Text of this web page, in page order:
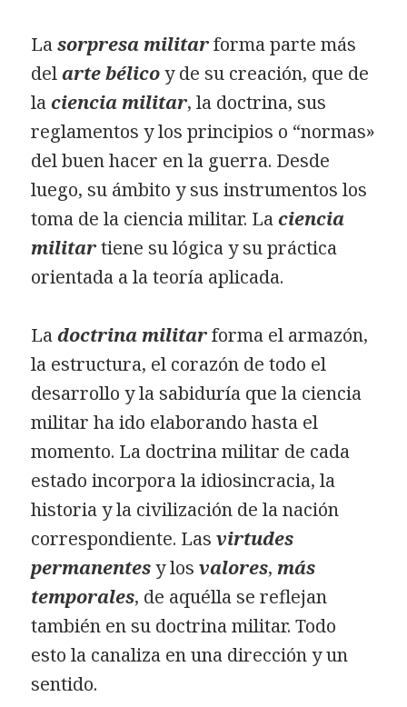
Lasorpresa militarforma parte más
delarte bélicoy de su creación, que de
laciencia militar, la doctrina, sus
reglamentos y los principios o “normas»
del buen hacer en la guerra. Desde
luego, su ámbito y sus instrumentos los
toma de la ciencia militar. Laciencia
militartiene su lógica y su práctica
orientada a la teoría aplicada.
Ladoctrina militarforma el armazón,
la estructura, el corazón de todo el
desarrollo y la sabiduría que la ciencia
militar ha ido elaborando hasta el
momento. La doctrina militar de cada
estado incorpora la idiosincracia, la
historia y la civilización de la nación
correspondiente. Lasvirtudes
permanentesy losvalores, más
temporales, de aquélla se reflejan
también en su doctrina militar. Todo
esto la canaliza en una dirección y un
sentido.